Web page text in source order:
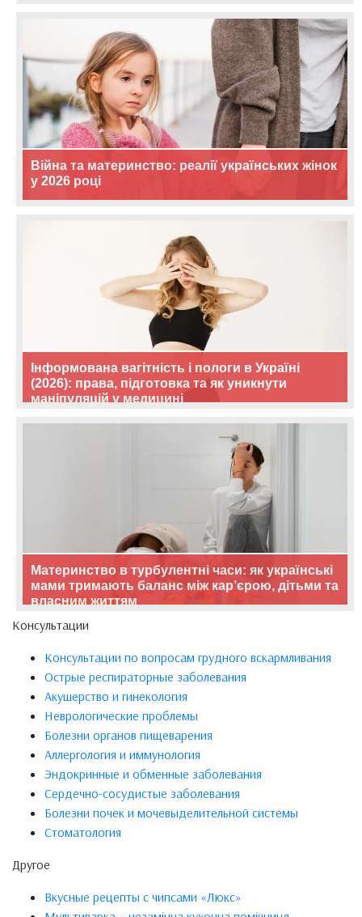
Війна та материнство: реалії українських жінок
у 2026 році
Інформована вагітність і пологи в Україні
(2026): права, підготовка та як уникнути
маніпуляцій у медицині
Материнство в турбулентні часи: як українські
мами тримають баланс між кар’єрою, дітьми та
власним життям
Консультации
Консультации по вопросам грудного вскармливания
Острые респираторные заболевания
Акушерство и гинекология
Неврологические проблемы
Болезни органов пищеварения
Аллергология и иммунология
Эндокринные и обменные заболевания
Сердечно-сосудистые заболевания
Болезни почек и мочевыделительной системы
Стоматология
Другое
Вкусные рецепты с чипсами «Люкс»